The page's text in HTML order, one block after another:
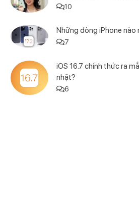
10
Những dòng iPhone nào
7
iOS 16.7 chính thức ra
nhật?
6